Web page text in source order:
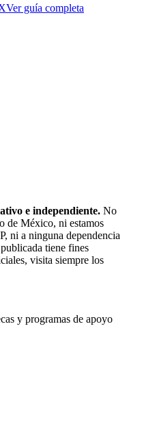
Ver guía completa
e independiente. No
de México, ni estamos
ni a ninguna dependencia
tiene fines
visita siempre los
y programas de apoyo